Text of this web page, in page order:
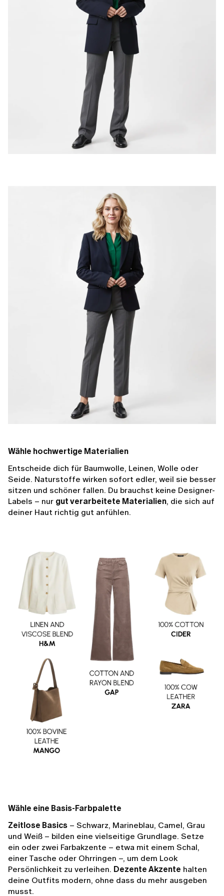
Wähle hochwertige Materialien
Entscheide dich für Baumwolle, Leinen, Wolle oder
Seide. Naturstoffe wirken sofort edler, weil sie besser
sitzen und schöner fallen. Du brauchst keine Designer-
Labels – nur gut verarbeitete Materialien, die sich auf
deiner Haut richtig gut anfühlen.
Wähle eine Basis-Farbpalette
Zeitlose Basics – Schwarz, Marineblau, Camel, Grau
und Weiß – bilden eine vielseitige Grundlage. Setze
ein oder zwei Farbakzente – etwa mit einem Schal,
einer Tasche oder Ohrringen –, um dem Look
Persönlichkeit zu verleihen. Dezente Akzente halten
deine Outfits modern, ohne dass du mehr ausgeben
musst.